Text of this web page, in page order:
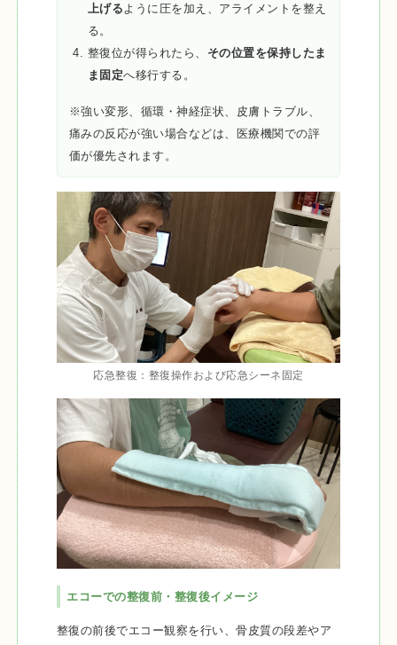
上げる ように圧を加え、アライメントを整え
る。
整復位が得られたら、 その位置を保持したま
ま固定へ移行する。
※強い変形、循環・神経症状、皮膚トラブル、
痛みの反応が強い場合などは、医療機関での評
価が優先されます。
応急整復：整復操作および応急シーネ固定
エコーでの整復前・整復後イメージ
整復の前後でエコー観察を行い、骨皮質の段差やア